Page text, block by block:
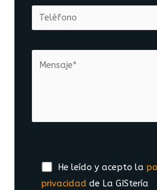
He leído y acepto la
privacidad de La GIStería